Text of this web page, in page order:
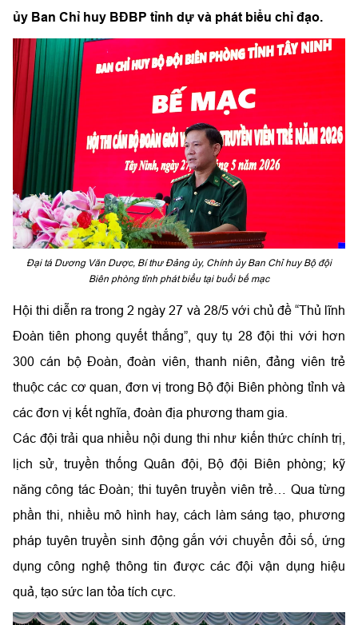
ủy Ban Chỉ huy BĐBP tỉnh dự và phát biểu chỉ đạo.
Đại tá Dương Văn Dược, Bí thư Đảng ủy, Chính ủy Ban Chỉ huy Bộ đội
Biên phòng tỉnh phát biểu tại buổi bế mạc
Hội thi diễn ra trong 2 ngày 27 và 28/5 với chủ đề “Thủ lĩnh
Đoàn tiên phong quyết thắng”, quy tụ 28 đội thi với hơn
300 cán bộ Đoàn, đoàn viên, thanh niên, đảng viên trẻ
thuộc các cơ quan, đơn vị trong Bộ đội Biên phòng tỉnh và
các đơn vị kết nghĩa, đoàn địa phương tham gia.
Các đội trải qua nhiều nội dung thi như kiến thức chính trị,
lịch sử, truyền thống Quân đội, Bộ đội Biên phòng; kỹ
năng công tác Đoàn; thi tuyên truyền viên trẻ… Qua từng
phần thi, nhiều mô hình hay, cách làm sáng tạo, phương
pháp tuyên truyền sinh động gắn với chuyển đổi số, ứng
dụng công nghệ thông tin được các đội vận dụng hiệu
quả, tạo sức lan tỏa tích cực.